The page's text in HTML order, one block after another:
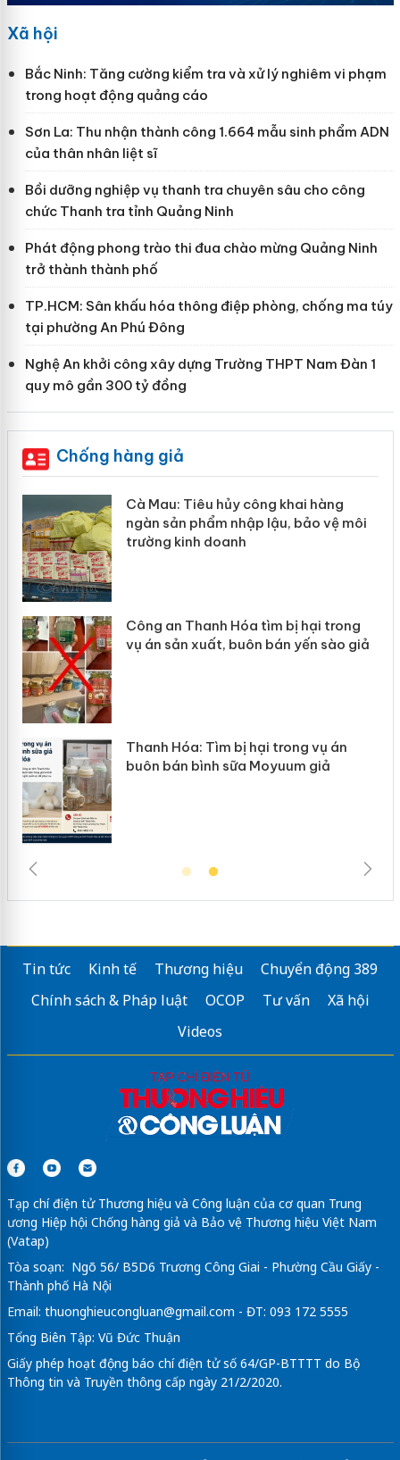
Xã hội
Bắc Ninh: Tăng cường kiểm tra và xử lý nghiêm vi phạm
trong hoạt động quảng cáo
Sơn La: Thu nhận thành công 1.664 mẫu sinh phẩm ADN
của thân nhân liệt sĩ
Bồi dưỡng nghiệp vụ thanh tra chuyên sâu cho công
chức Thanh tra tỉnh Quảng Ninh
Phát động phong trào thi đua chào mừng Quảng Ninh
trở thành thành phố
TP.HCM: Sân khấu hóa thông điệp phòng, chống ma túy
tại phường An Phú Đông
Nghệ An khởi công xây dựng Trường THPT Nam Đàn 1
quy mô gần 300 tỷ đồng
Chống hàng giả
Cà Mau: Tiêu hủy công khai hàng
ngàn sản phẩm nhập lậu, bảo vệ môi
trường kinh doanh
Công an Thanh Hóa tìm bị hại trong
vụ án sản xuất, buôn bán yến sào giả
Thanh Hóa: Tìm bị hại trong vụ án
buôn bán bình sữa Moyuum giả
Tin tức Kinh tế Thương hiệu
Chuyển động 389
Chính sách & Pháp luật
OCOP Tư vấn
Xã hội
Videos
Tạp chí điện tử Thương hiệu và Công luận của cơ quan Trung
ương Hiệp hội Chống hàng giả và Bảo vệ Thương hiệu Việt Nam
(Vatap)
Tòa soạn: Ngõ 56/ B5D6 Trương Công Giai - Phường Cầu Giấy -
Thành phố Hà Nội
Email: thuonghieucongluan@gmail.com - ĐT: 093 172 5555
Tổng Biên Tập: Vũ Đức Thuận
Giấy phép hoạt động báo chí điện tử số 64/GP-BTTTT do Bộ
Thông tin và Truyền thông cấp ngày 21/2/2020.